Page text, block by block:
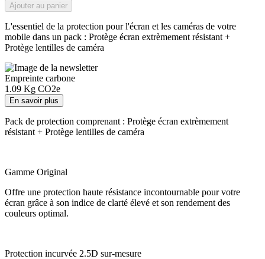
Ajouter au panier
L'essentiel de la protection pour l'écran et les caméras de votre
mobile dans un pack : Protège écran extrèmement résistant +
Protège lentilles de caméra
Empreinte carbone
1.09 Kg CO2e
En savoir plus
Pack de protection comprenant : Protège écran extrèmement
résistant + Protège lentilles de caméra
Gamme Original
Offre une protection haute résistance incontournable pour votre
écran grâce à son indice de clarté élevé et son rendement des
couleurs optimal.
Protection incurvée 2.5D sur-mesure